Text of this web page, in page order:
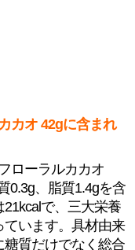
カオ 42gに含まれ
ローラルカカオ
0.3g、脂質1.4gを含
で、三大栄養
います。具材由来
質だけでなく総合